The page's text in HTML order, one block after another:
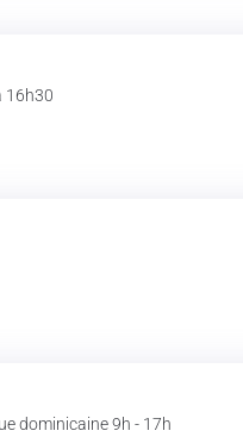
16h30
dominicaine 9h - 17h